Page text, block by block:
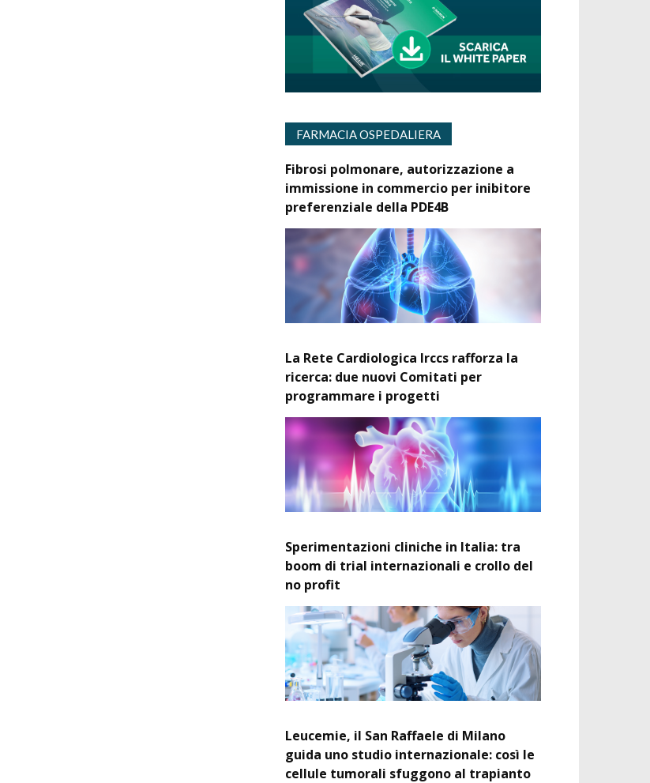
FARMACIA OSPEDALIERA
Fibrosi polmonare, autorizzazione a
immissione in commercio per inibitore
preferenziale della PDE4B
La Rete Cardiologica Irccs rafforza la
ricerca: due nuovi Comitati per
programmare i progetti
Sperimentazioni cliniche in Italia: tra
boom di trial internazionali e crollo del
no profit
Leucemie, il San Raffaele di Milano
guida uno studio internazionale: così le
cellule tumorali sfuggono al trapianto